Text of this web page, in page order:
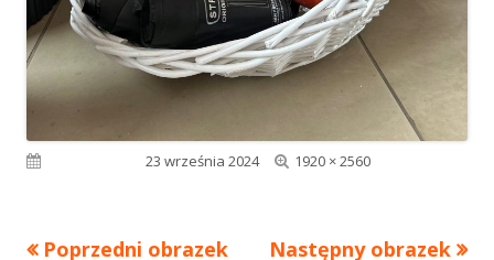
Opublikowano23 września 2024
Pełny
1920 × 2560
Poprzedni obrazek Następny obrazek